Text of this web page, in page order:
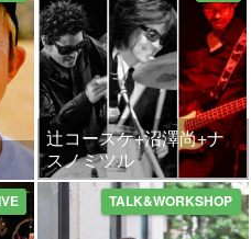
辻コースケ+沼澤尚+ナ
スノミツル
TALK&WORKSHOP